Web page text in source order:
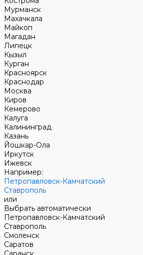
Мурманск
Махачкала
Майкоп
Магадан
Липецк
Кызыл
Курган
Красноярск
Краснодар
Москва
Киров
Кемерово
Калуга
Калининград
Казань
Йошкар-Ола
Иркутск
Ижевск
Например:
Петропавловск-Камчатский
Ставрополь
или
Выбрать автоматически
Петропавловск-Камчатский
Ставрополь
Смоленск
Саратов